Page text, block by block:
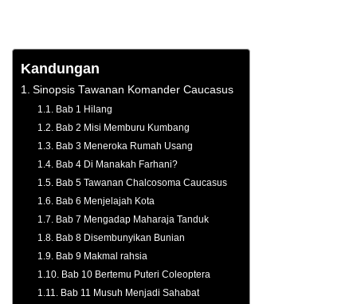
Kandungan
Sinopsis Tawanan Komander Caucasus
Bab 1 Hilang
Bab 2 Misi Memburu Kumbang
Bab 3 Meneroka Rumah Usang
Bab 4 Di Manakah Farhani?
Bab 5 Tawanan Chalcosoma Caucasus
Bab 6 Menjelajah Kota
Bab 7 Mengadap Maharaja Tanduk
Bab 8 Disembunyikan Bunian
Bab 9 Makmal rahsia
Bab 10 Bertemu Puteri Coleoptera
Bab 11 Musuh Menjadi Sahabat